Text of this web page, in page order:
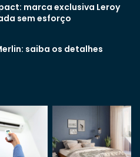
marca exclusiva Leroy
sem esforço
saiba os detalhes